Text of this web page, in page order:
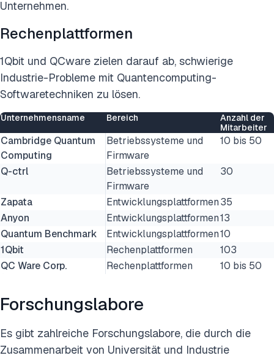
Unternehmen.
Rechenplattformen
1Qbit und QCware zielen darauf ab, schwierige
Industrie-Probleme mit Quantencomputing-
Softwaretechniken zu lösen.
Unternehmensname Bereich
Anzahl der
Mitarbeiter
Cambridge Quantum
Computing
Betriebssysteme und
Firmware
10 bis 50
Q-ctrl
Betriebssysteme und
Firmware
30
Zapata Entwicklungsplattformen35
Anyon
Entwicklungsplattformen13
Quantum Benchmark
Entwicklungsplattformen10
1Qbit
Rechenplattformen
103
QC Ware Corp.
Rechenplattformen 10 bis 50
Forschungslabore
Es gibt zahlreiche Forschungslabore, die durch die
Zusammenarbeit von Universität und Industrie